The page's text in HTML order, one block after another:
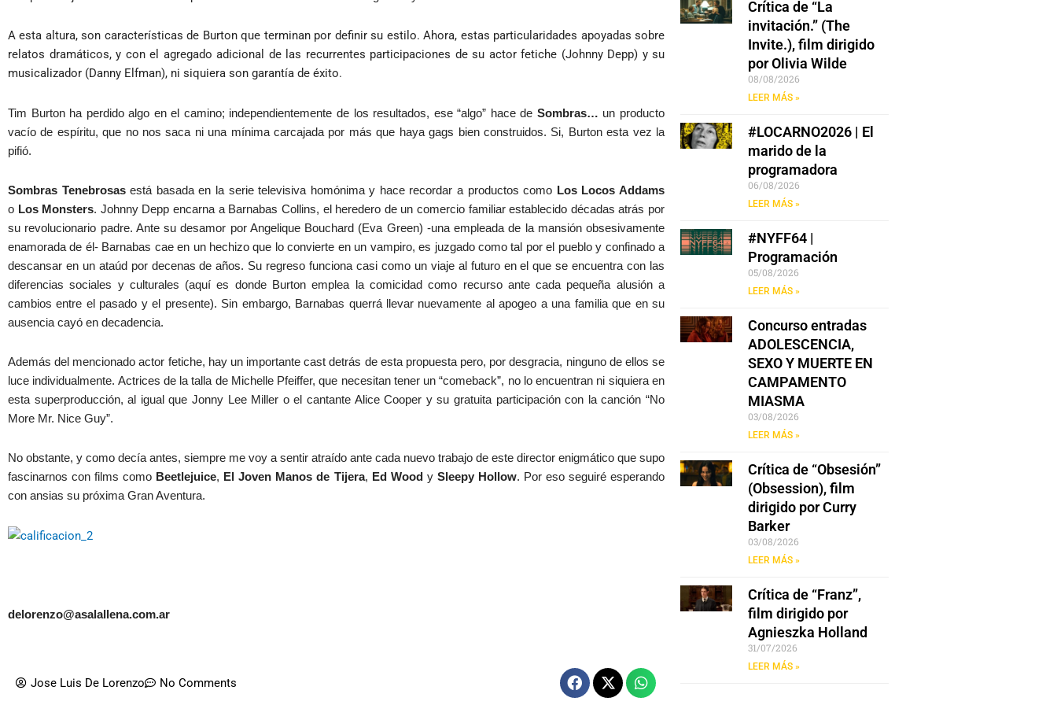
A esta altura, son características de Burton que terminan por definir su estilo. Ahora, estas particularidades apoyadas sobre
relatos dramáticos, y con el agregado adicional de las recurrentes participaciones de su actor fetiche (Johnny Depp) y su
musicalizador (Danny Elfman), ni siquiera son garantía de éxito.
Tim Burton ha perdido algo en el camino; independientemente de los resultados, ese “algo” hace de Sombras… un producto
vacío de espíritu, que no nos saca ni una mínima carcajada por más que haya gags bien construidos. Si, Burton esta vez la
pifió.
Sombras Tenebrosasestá basada en la serie televisiva homónima y hace recordar a productos como Los Locos Addams
o Los Monsters. Johnny Depp encarna a Barnabas Collins, el heredero de un comercio familiar establecido décadas atrás por
su revolucionario padre. Ante su desamor por Angelique Bouchard (Eva Green) -una empleada de la mansión obsesivamente
enamorada de él- Barnabas cae en un hechizo que lo convierte en un vampiro, es juzgado como tal por el pueblo y confinado a
descansar en un ataúd por decenas de años. Su regreso funciona casi como un viaje al futuro en el que se encuentra con las
diferencias sociales y culturales (aquí es donde Burton emplea la comicidad como recurso ante cada pequeña alusión a
cambios entre el pasado y el presente). Sin embargo, Barnabas querrá llevar nuevamente al apogeo a una familia que en su
ausencia cayó en decadencia.
Además del mencionado actor fetiche, hay un importante cast detrás de esta propuesta pero, por desgracia, ninguno de ellos se
luce individualmente. Actrices de la talla de Michelle Pfeiffer, que necesitan tener un “comeback”, no lo encuentran ni siquiera en
esta superproducción, al igual que Jonny Lee Miller o el cantante Alice Cooper y su gratuita participación con la canción “No
More Mr. Nice Guy”.
No obstante, y como decía antes, siempre me voy a sentir atraído ante cada nuevo trabajo de este director enigmático que supo
fascinarnos con films como Beetlejuice, El Joven Manos de Tijera, Ed Woody Sleepy Hollow. Por eso seguiré esperando
con ansias su próxima Gran Aventura.
delorenzo@asalallena.com.ar
Jose Luis De Lorenzo No Comments
Crítica de “La
invitación.” (The
Invite.), film dirigido
por Olivia Wilde
08/08/2026
LEER MÁS »
#LOCARNO2026 | El
marido de la
programadora
06/08/2026
LEER MÁS »
#NYFF64 |
Programación
05/08/2026
LEER MÁS »
Concurso entradas
ADOLESCENCIA,
SEXO Y MUERTE EN
CAMPAMENTO
MIASMA
03/08/2026
LEER MÁS »
Crítica de “Obsesión”
(Obsession), film
dirigido por Curry
Barker
03/08/2026
LEER MÁS »
Crítica de “Franz”,
film dirigido por
Agnieszka Holland
31/07/2026
LEER MÁS »